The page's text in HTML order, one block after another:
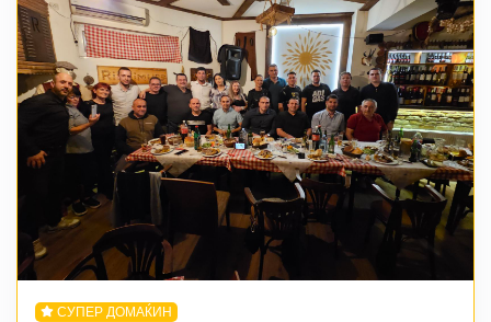
СУПЕР ДОМАЌИН